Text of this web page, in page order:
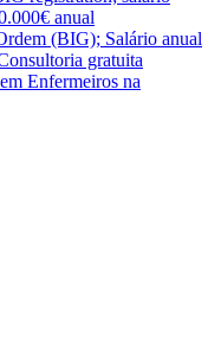
anual
(BIG); Salário anual
gratuita
Enfermeiros na